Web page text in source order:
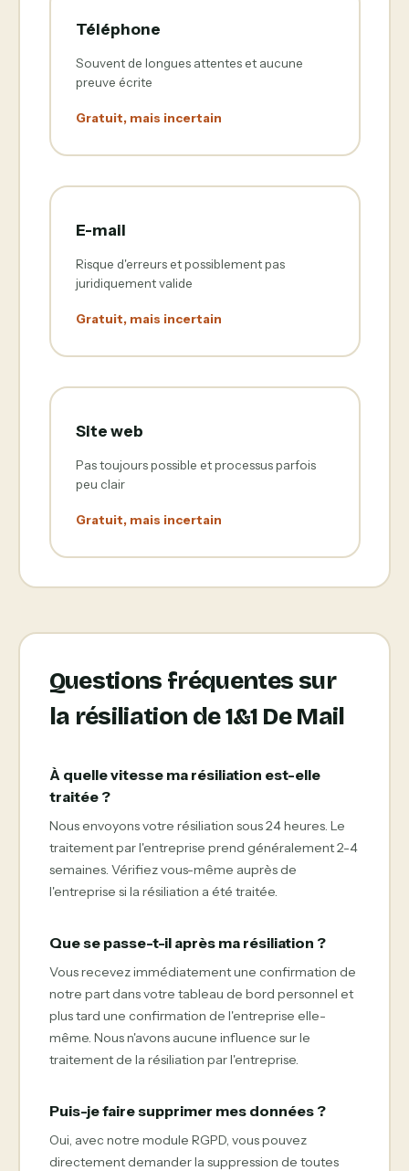
Téléphone
Souvent de longues attentes et aucune
preuve écrite
Gratuit, mais incertain
E-mail
Risque d'erreurs et possiblement pas
juridiquement valide
Gratuit, mais incertain
Site web
Pas toujours possible et processus parfois
peu clair
Gratuit, mais incertain
Questions fréquentes sur
la résiliation de 1&1 De Mail
À quelle vitesse ma résiliation est-elle
traitée ?
Nous envoyons votre résiliation sous 24 heures. Le
traitement par l'entreprise prend généralement 2-4
semaines. Vérifiez vous-même auprès de
l'entreprise si la résiliation a été traitée.
Que se passe-t-il après ma résiliation ?
Vous recevez immédiatement une confirmation de
notre part dans votre tableau de bord personnel et
plus tard une confirmation de l'entreprise elle-
même. Nous n'avons aucune influence sur le
traitement de la résiliation par l'entreprise.
Puis-je faire supprimer mes données ?
Oui, avec notre module RGPD, vous pouvez
directement demander la suppression de toutes